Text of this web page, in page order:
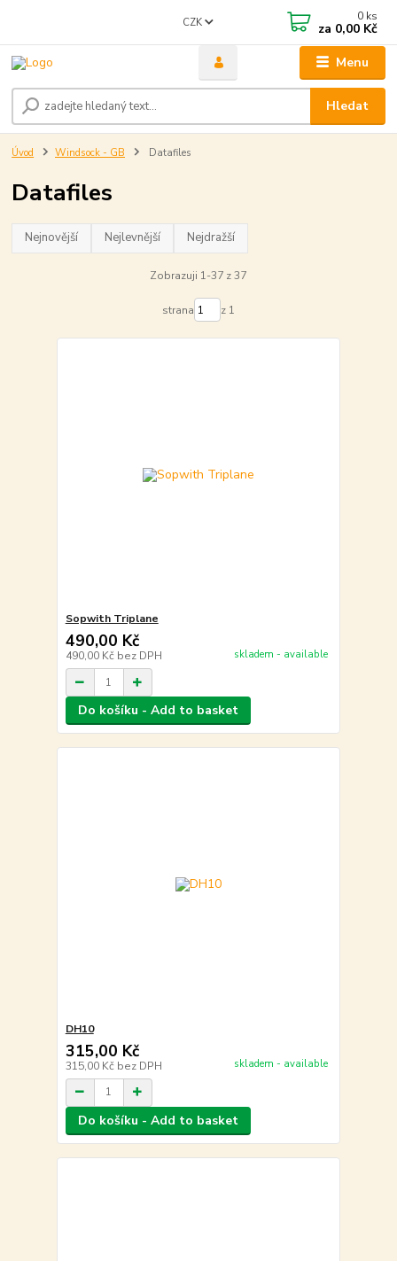
Menu
CZK
Hledat
0 ks
za 0,00 Kč
Úvod Windsock - GB Datafiles
Datafiles
Nejnovější Nejlevnější Nejdražší
Zobrazuji 1-37 z 37
strana z 1
Sopwith Triplane
490,00 Kč
490,00 Kč bez DPH skladem - available
Do košíku - Add to basket
DH10
315,00 Kč
315,00 Kč bez DPH skladem - available
Do košíku - Add to basket